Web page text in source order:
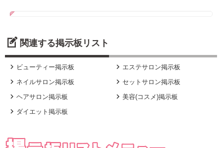
関連する掲示板リスト
 ビューティー掲示板  エステサロン掲示板
 ネイルサロン掲示板  セットサロン掲示板
 ヘアサロン掲示板  美容(コスメ)掲示板
 ダイエット掲示板